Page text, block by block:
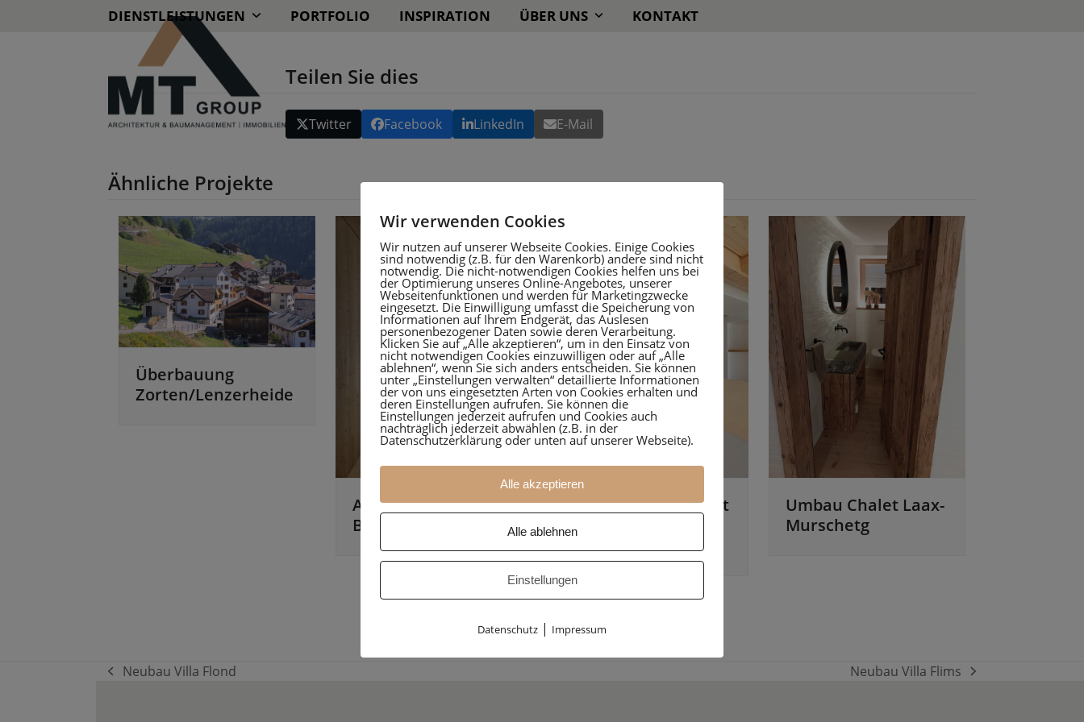
DIENSTLEISTUNGEN PORTFOLIO INSPIRATION ÜBER UNS KONTAKT
Teilen Sie dies
Twitter Facebook LinkedIn E-Mail
Ähnliche Projekte
Überbauung
Zorten/Lenzerheide
An- & Umbau MFH
Brigels
Umbau Valserchalet
Miraniga/Obersaxe
n
Umbau Chalet Laax-
Murschetg
vorheriger
Neubau Villa Flond
Nächster
Neubau Villa Flims
Wir verwenden Cookies
Wir nutzen auf unserer Webseite Cookies. Einige Cookies
sind notwendig (z.B. für den Warenkorb) andere sind nicht
notwendig. Die nicht-notwendigen Cookies helfen uns bei
der Optimierung unseres Online-Angebotes, unserer
Webseitenfunktionen und werden für Marketingzwecke
eingesetzt. Die Einwilligung umfasst die Speicherung von
Informationen auf Ihrem Endgerät, das Auslesen
personenbezogener Daten sowie deren Verarbeitung.
Klicken Sie auf „Alle akzeptieren“, um in den Einsatz von
nicht notwendigen Cookies einzuwilligen oder auf „Alle
ablehnen“, wenn Sie sich anders entscheiden. Sie können
unter „Einstellungen verwalten“ detaillierte Informationen
der von uns eingesetzten Arten von Cookies erhalten und
deren Einstellungen aufrufen. Sie können die
Einstellungen jederzeit aufrufen und Cookies auch
nachträglich jederzeit abwählen (z.B. in der
Datenschutzerklärung oder unten auf unserer Webseite).
Alle akzeptieren
Alle ablehnen
Einstellungen
Datenschutz | Impressum